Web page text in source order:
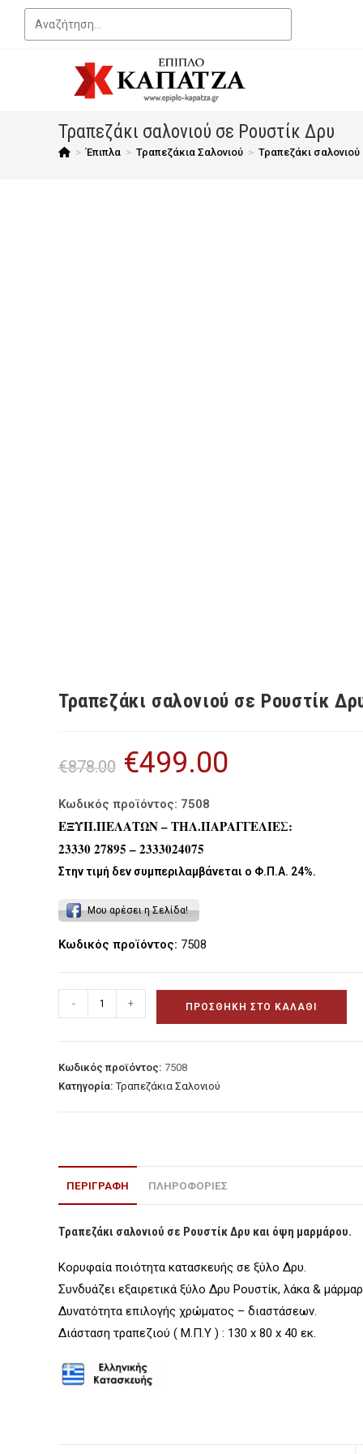
Τραπεζάκι σαλονιού σε Ρουστίκ Δρυ
> Έπιπλα > Τραπεζάκια Σαλονιού > Τραπεζάκι
Τραπεζάκι σαλονιού σε Ρουστίκ
€878.00
Original
price
was:
€499.00
Κωδικός προϊόντος: 7508
ΕΞΥΠ.ΠΕΛΑΤΩΝ – ΤΗΛ.ΠΑΡΑΓΓΕΛΙΕΣ:
23330 27895 – 2333024075
Στην τιμή δεν συμπεριλαμβάνεται ο Φ.Π.Α. 24%.
Μου αρέσει η Σελίδα!
Κωδικός προϊόντος: 7508
Τραπεζάκι
σαλονιού
- + ΠΡΟΣΘΉΚΗ ΣΤΟ ΚΑΛΆΘΙ
Κωδικός προϊόντος: 7508
Κατηγορία:Τραπεζάκια Σαλονιού
ΠΕΡΙΓΡΑΦΉ ΠΛΗΡΟΦΟΡΙΕΣ
Τραπεζάκι σαλονιού σε Ρουστίκ Δρυ και όψη μαρμάρου.
Κορυφαία ποιότητα κατασκευής σε ξύλο Δρυ.
Συνδυάζει εξαιρετικά ξύλο Δρυ Ρουστίκ, λάκα &
Δυνατότητα επιλογής χρώματος – διαστάσεων.
Διάσταση τραπεζιού ( Μ.Π.Υ ) : 130 x 80 x 40 εκ.